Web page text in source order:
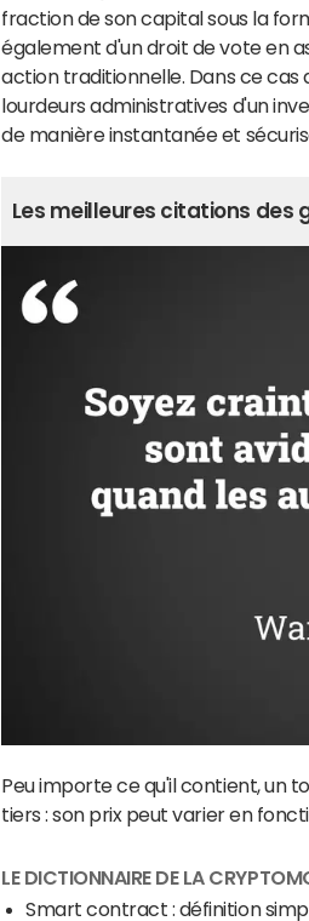
fraction de son capital sous la
également d'un droit de vote en
action traditionnelle. Dans ce cas
lourdeurs administratives d'un
de manière instantanée et
Les meilleures citations des
Peu importe ce qu'il contient, un
tiers : son prix peut varier en
LE DICTIONNAIRE DE LA
Smart contract : définition